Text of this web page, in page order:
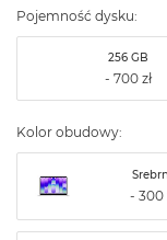
Pojemność dysku:
256 GB
Kolor obudowy: